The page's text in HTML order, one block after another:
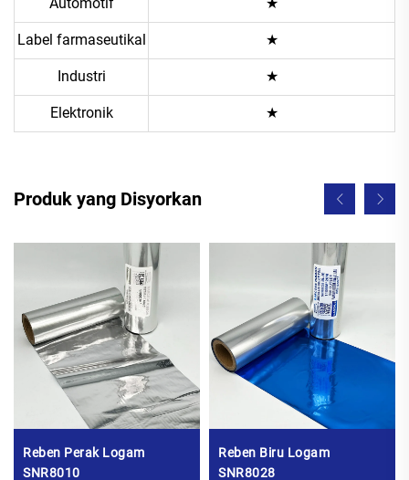
Label farmaseutikal ★
Industri ★
Elektronik ★
Produk yang Disyorkan
Reben Perak Logam
SNR8010
Reben Biru Logam
SNR8028